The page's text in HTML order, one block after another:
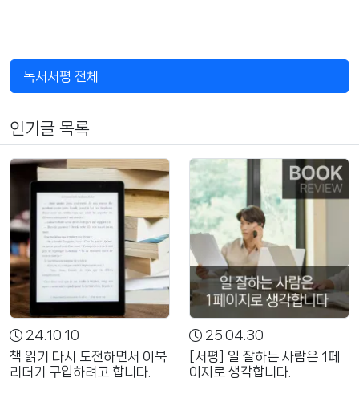
독서서평 전체
인기글 목록
24.10.10
책 읽기 다시 도전하면서 이북
리더기 구입하려고 합니다.
25.04.30
[서평] 일 잘하는 사람은 1페
이지로 생각합니다.